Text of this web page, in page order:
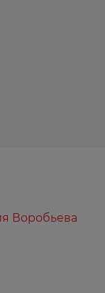
Воробьева